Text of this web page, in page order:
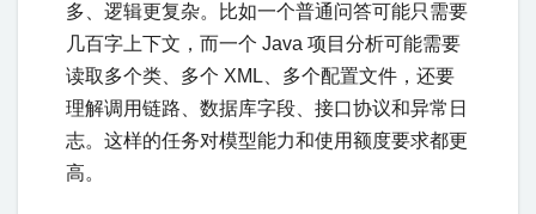
多、逻辑更复杂。比如一个普通问答可能只需要
几百字上下文，而一个 Java 项目分析可能需要
读取多个类、多个 XML、多个配置文件，还要
理解调用链路、数据库字段、接口协议和异常日
志。这样的任务对模型能力和使用额度要求都更
高。